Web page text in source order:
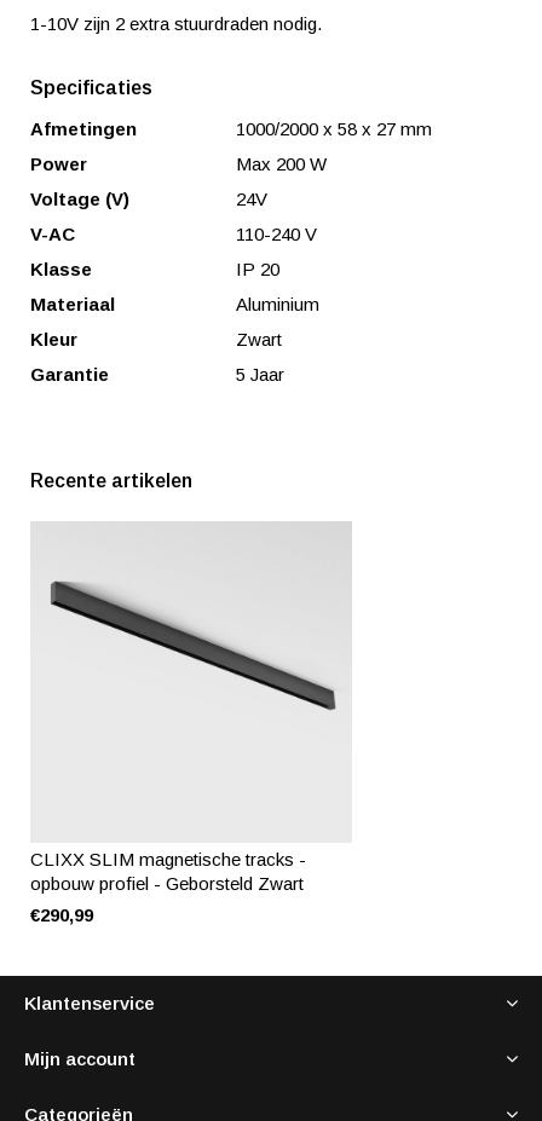
1-10V zijn 2 extra stuurdraden nodig.
Specificaties
Afmetingen
1000/2000 x 58 x 27 mm
Power
Max 200 W
Voltage (V)
24V
V-AC
110-240 V
Klasse
IP 20
Materiaal
Aluminium
Kleur
Zwart
Garantie
5 Jaar
Recente artikelen
CLIXX SLIM magnetische tracks -
opbouw profiel - Geborsteld Zwart
€290,99
Klantenservice
Mijn account
Categorieën